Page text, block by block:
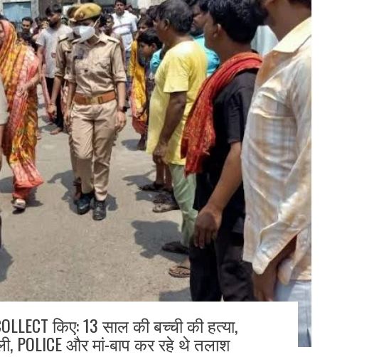
किए: 13 साल की बच्ची की हत्या,
POLICE और मां-बाप कर रहे थे तलाश